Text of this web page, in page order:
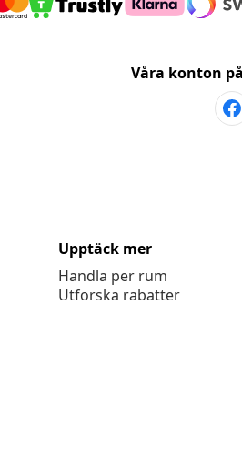
Våra konton
Upptäck mer
Handla per rum
Utforska rabatter